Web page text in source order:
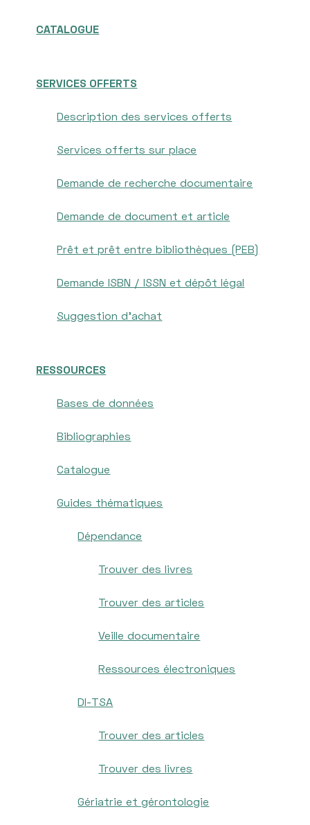
CATALOGUE
SERVICES OFFERTS
Description des services offerts
Services offerts sur place
Demande de recherche documentaire
Demande de document et article
Prêt et prêt entre bibliothèques (PEB)
Demande ISBN / ISSN et dépôt légal
Suggestion d'achat
RESSOURCES
Bases de données
Bibliographies
Catalogue
Guides thématiques
Dépendance
Trouver des livres
Trouver des articles
Veille documentaire
Ressources électroniques
DI-TSA
Trouver des articles
Trouver des livres
Gériatrie et gérontologie